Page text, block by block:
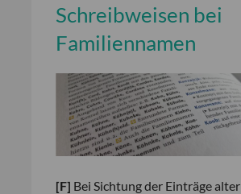
Schreibweisen bei
Familiennamen
[F] Bei Sichtung der Einträge alter